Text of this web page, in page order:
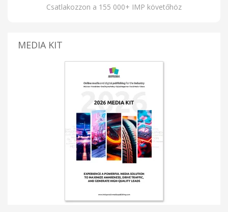
Csatlakozzon a 155 000+ IMP követőhöz
MEDIA KIT